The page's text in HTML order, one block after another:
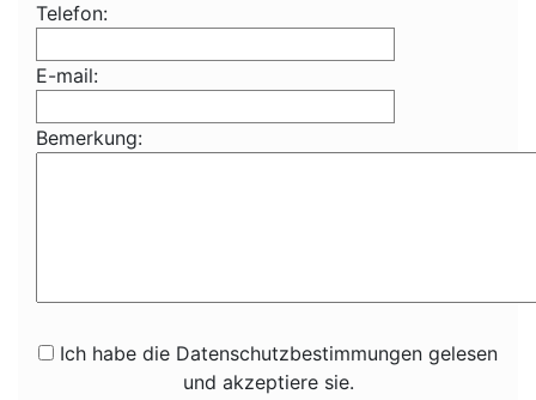
Telefon:
E-mail:
Bemerkung:
Ich habe die Datenschutzbestimmungen gelesen
und akzeptiere sie.